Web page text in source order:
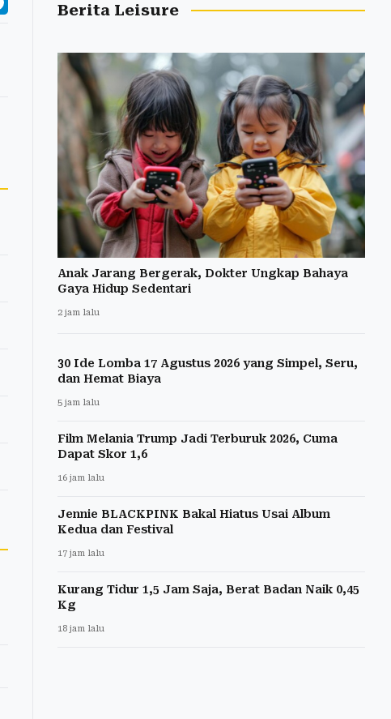
Berita Leisure
Anak Jarang Bergerak, Dokter Ungkap Bahaya
Gaya Hidup Sedentari
2 jam lalu
30 Ide Lomba 17 Agustus 2026 yang Simpel, Seru,
dan Hemat Biaya
5 jam lalu
Film Melania Trump Jadi Terburuk 2026, Cuma
Dapat Skor 1,6
16 jam lalu
Jennie BLACKPINK Bakal Hiatus Usai Album
Kedua dan Festival
17 jam lalu
Kurang Tidur 1,5 Jam Saja, Berat Badan Naik 0,45
Kg
18 jam lalu